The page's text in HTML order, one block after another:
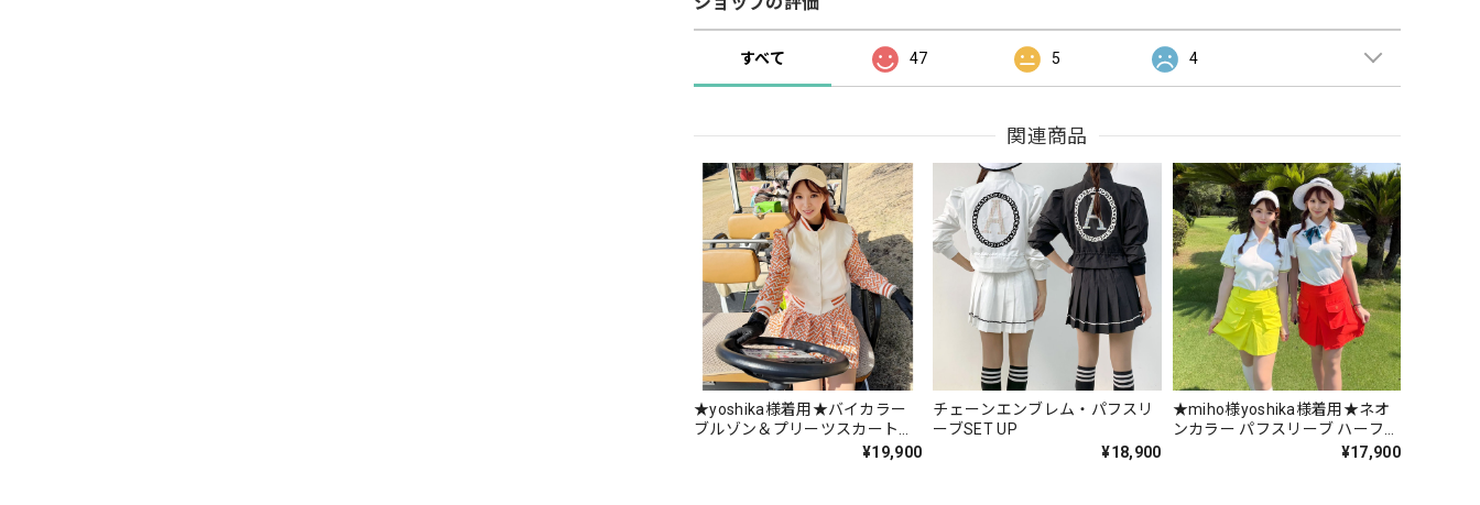
すべて 47 5 4
関連商品
★yoshika様着用★バイカラー
ブルゾン＆プリーツスカート
¥19,900
チェーンエンブレム・パフスリ
ーブSET UP
¥18,900
★miho様yoshika様着用★ネオ
ンカラー パフスリーブ ハーフジ
ップ ポロシャツ ＆ カーゴフラ
¥17,900